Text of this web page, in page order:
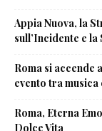
Appia Nuova, la
sull’Incidente e
Roma si accende
evento tra musica
Roma, Eterna
Dolce Vita